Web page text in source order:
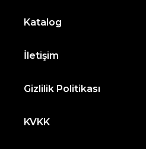
Katalog
İletişim
Gizlilik Politikası
KVKK